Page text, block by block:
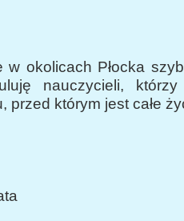
w okolicach Płocka
nauczycieli,
przed którym jest całe